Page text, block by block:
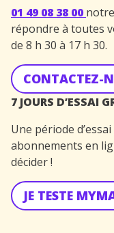
01 49 08 38 00
répondre à toutes
de 8 h 30 à 17 h 30.
CONTACTEZ-
7 JOURS D’ESSAI
Une période
abonnements en
décider !
JE TESTE